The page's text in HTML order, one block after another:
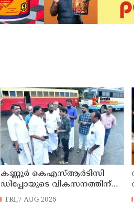
കണ്ണൂർ കെഎസ്ആർടിസി
ഡിപ്പോയുടെ വികസനത്തിന്
മാസ്റ്റർ പ്ലാൻ തയ്യാറാക്കി
FRI,7 AUG 2026